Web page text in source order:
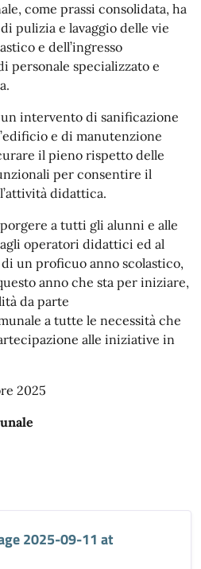
come prassi consolidata, ha
pulizia e lavaggio delle vie
e dell’ingresso
personale specializzato e
un intervento di sanificazione
e di manutenzione
il pieno rispetto delle
per consentire il
didattica.
a tutti gli alunni e alle
operatori didattici ed al
un proficuo anno scolastico,
anno che sta per iniziare,
da parte
a tutte le necessità che
alle iniziative in
2025
2025-09-11 at